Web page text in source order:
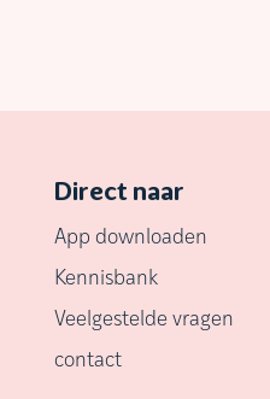
Direct naar
App downloaden
Kennisbank
Veelgestelde vragen
contact